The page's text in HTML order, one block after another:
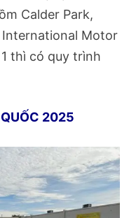
Calder Park,
International Motor
thì có quy trình
2025